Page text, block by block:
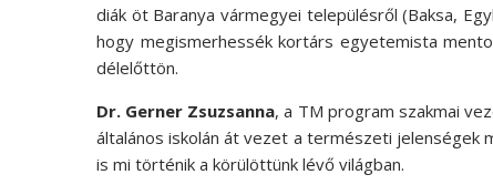
diák öt Baranya vármegyei településről (Baksa,
hogy megismerhessék kortárs egyetemista
délelőttön.
Dr. Gerner Zsuzsanna, a TM program szakmai
általános iskolán át vezet a természeti jelenségek
is mi történik a körülöttünk lévő világban.